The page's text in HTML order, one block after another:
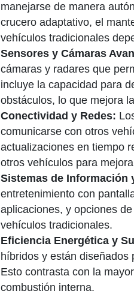
manejarse de manera
crucero adaptativo, el
vehículos tradicionales
Sensores y Cámaras
cámaras y radares que
incluye la capacidad para
obstáculos, lo que mejora
Conectividad y Redes:
comunicarse con otros
actualizaciones en tiempo
otros vehículos para
Sistemas de Información
entretenimiento con
aplicaciones, y opciones
vehículos tradicionales.
Eficiencia Energética y
híbridos y están
Esto contrasta con la
combustión interna.